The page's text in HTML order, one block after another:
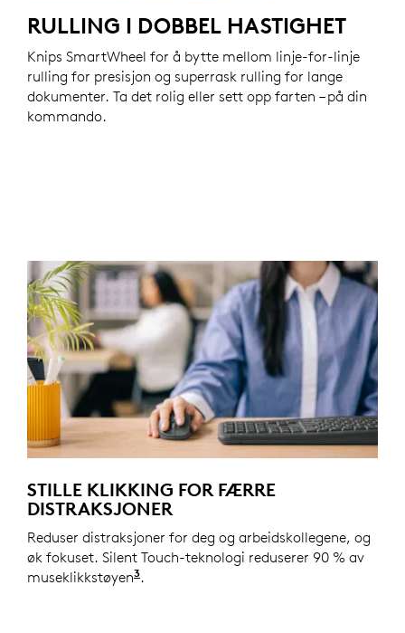
RULLING I DOBBEL HASTIGHET
Knips SmartWheel for å bytte mellom linje-for-linje
rulling for presisjon og superrask rulling for lange
dokumenter. Ta det rolig eller sett opp farten – på din
kommando.
STILLE KLIKKING FOR FÆRRE
DISTRAKSJONER
Reduser distraksjoner for deg og arbeidskollegene, og
øk fokuset. Silent Touch-teknologi reduserer 90 % av
museklikkstøyen3Klikkelyden er redusert med over
.